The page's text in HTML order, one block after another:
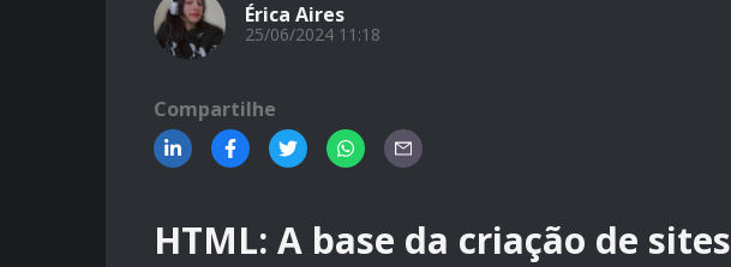
Érica Aires
25/06/2024 11:18
Compartilhe
HTML: A base da criação de sites